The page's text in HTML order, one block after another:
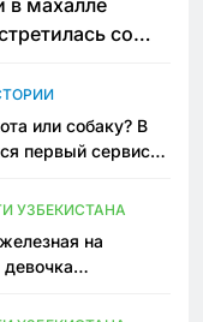
в махалле
со
или собаку? В
первый сервис
УЗБЕКИСТАНА
на